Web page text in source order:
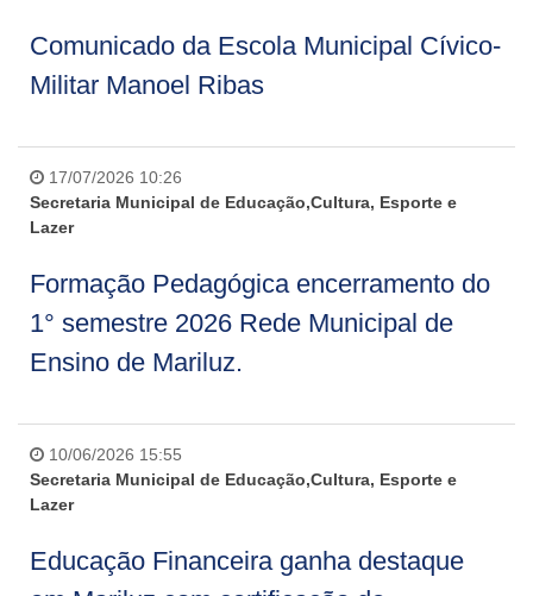
Comunicado da Escola Municipal Cívico-
Militar Manoel Ribas
17/07/2026 10:26
Secretaria Municipal de Educação,Cultura, Esporte e
Lazer
Formação Pedagógica encerramento do
1° semestre 2026 Rede Municipal de
Ensino de Mariluz.
10/06/2026 15:55
Secretaria Municipal de Educação,Cultura, Esporte e
Lazer
Educação Financeira ganha destaque